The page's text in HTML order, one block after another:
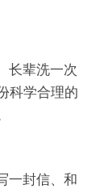
长辈洗一次
科学合理的
一封信、和